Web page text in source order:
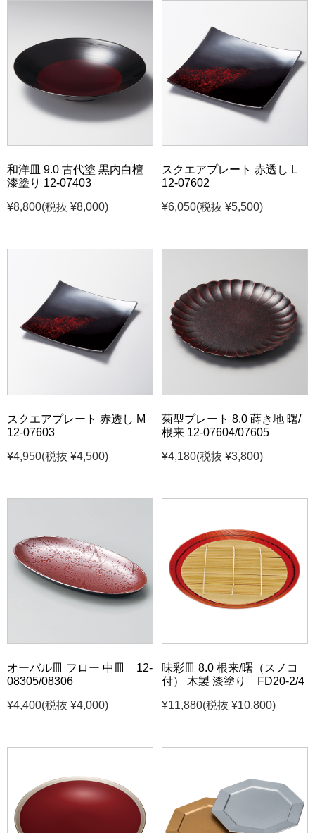
和洋皿 9.0 古代塗 黒内白檀
漆塗り 12-07403
¥8,800(税抜 ¥8,000)
スクエアプレート 赤透し L
12-07602
¥6,050(税抜 ¥5,500)
スクエアプレート 赤透し M
12-07603
¥4,950(税抜 ¥4,500)
菊型プレート 8.0 蒔き地 曙/
根来 12-07604/07605
¥4,180(税抜 ¥3,800)
オーバル皿 フロー 中皿 12-
08305/08306
¥4,400(税抜 ¥4,000)
味彩皿 8.0 根来/曙（スノコ
付） 木製 漆塗り FD20-2/4
¥11,880(税抜 ¥10,800)